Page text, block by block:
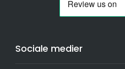
Sociale medier